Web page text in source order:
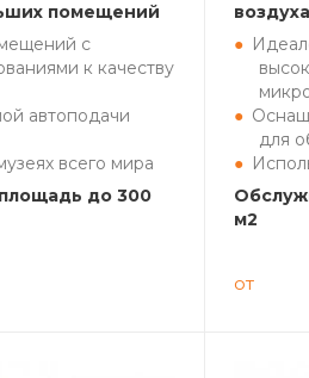
помещений
с
к качеству
автоподачи
всего мира
до 300
для
м2
от